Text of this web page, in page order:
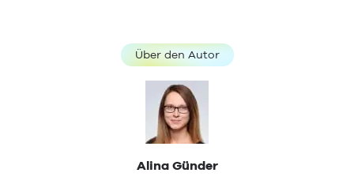
Über den Autor
Alina Günder